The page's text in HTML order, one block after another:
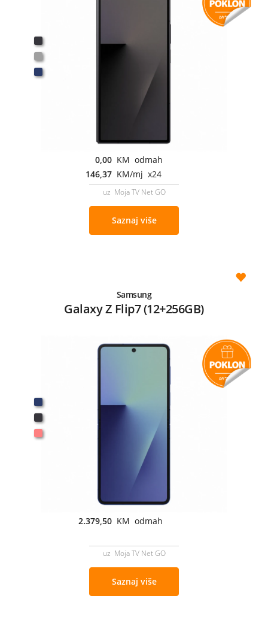
0,00 KM odmah
146,37 KM/mj x24
uz Moja TV Net GO
Saznaj više
Samsung
Galaxy Z Flip7 (12+256GB)
2.379,50 KM odmah
uz Moja TV Net GO
Saznaj više